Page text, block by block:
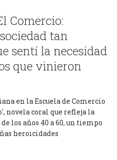
Comercio:
tan
sentí la necesidad
que vinieron
en la Escuela de Comercio
novela coral que refleja la
los años 40 a 60, un tiempo
heroicidades